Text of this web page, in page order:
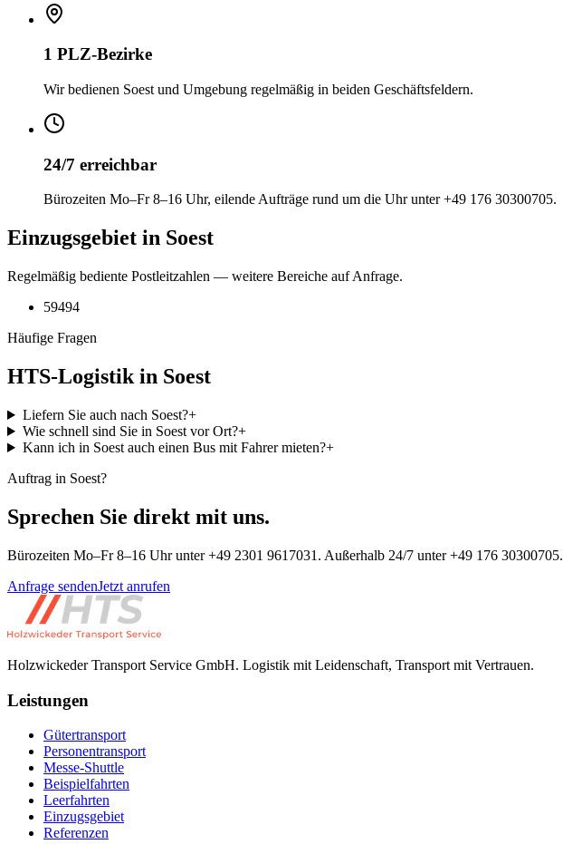
1 PLZ-Bezirke
Wir bedienen Soest und Umgebung regelmäßig in beiden Geschäftsfeldern.
24/7 erreichbar
Bürozeiten Mo–Fr 8–16 Uhr, eilende Aufträge rund um die Uhr unter +49 176 30300705.
Einzugsgebiet in Soest
Regelmäßig bediente Postleitzahlen — weitere Bereiche auf Anfrage.
59494
Häufige Fragen
HTS-Logistik in Soest
Liefern Sie auch nach Soest?+
Wie schnell sind Sie in Soest vor Ort?+
Kann ich in Soest auch einen Bus mit Fahrer mieten?+
Auftrag in Soest?
Sprechen Sie direkt mit uns.
Bürozeiten Mo–Fr 8–16 Uhr unter +49 2301 9617031. Außerhalb 24/7 unter +49 176 30300705.
Anfrage sendenJetzt anrufen
Holzwickeder Transport Service GmbH. Logistik mit Leidenschaft, Transport mit Vertrauen.
Leistungen
Gütertransport
Personentransport
Messe-Shuttle
Beispielfahrten
Leerfahrten
Einzugsgebiet
Referenzen